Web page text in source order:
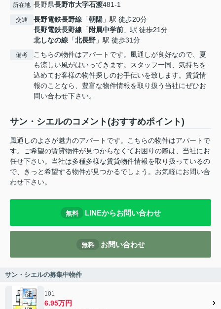
所在地 長野県長野市大字石渡481-1
交通 長野電鉄長野線 「朝陽 」駅 徒歩20分
長野電鉄長野線 「 附属中学前 」駅 徒歩21分
北しなの線 「北長野 」駅 徒歩31分
備考
こちらの物件はアパートです。風通しが良好なので、夏
も涼しい風がはいってきます。スタッフ一同、気持ちを
込めてお客様の物件探しのお手伝いを致します。賃貸情
報のことなら、豊富な物件情報を取り扱う当社にぜひお
問い合わせ下さい。
サン・シエルのコメント(おすすめポイント)
風通しのよさが魅力のアパートです。こちらの物件はアパートで
す。ご希望の賃貸物件が見つからなくてお困りの際は、当社にお
任せ下さい。当社は多種多様な賃貸物件情報を取り扱っているの
で、きっと希望する物件が見つかるでしょう。お気軽にお問い合
わせ下さい。
無料 LINEからお問い合わせ
無料 お問い合わせ
サン・シエルの募集中物件
101
6.95万円